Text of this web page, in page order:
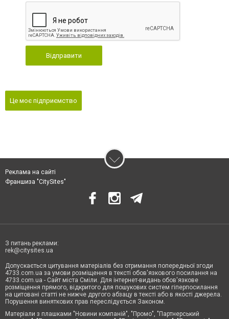
Відправити
Це моє підприємство
Реклама на сайті
Франшиза "CitySites"
З питань реклами:
rek@citysites.ua
Допускається цитування матеріалів без отримання попередньої згоди
4733.com.ua за умови розміщення в тексті обов'язкового посилання на
4733.com.ua - Сайт міста Сміли. Для інтернет-видань обов'язкове
розміщення прямого, відкритого для пошукових систем гіперпосилання
на цитовані статті не нижче другого абзацу в тексті або в якості джерела.
Порушення виняткових прав переслідується Законом.
Матеріали з плашками "Новини компаній", "Промо", "Партнерський